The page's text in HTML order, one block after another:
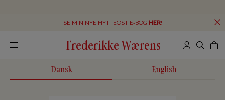
SE MIN NYE HYTTEOST E-BOG HER!
Frederikke Wærens
Dansk English